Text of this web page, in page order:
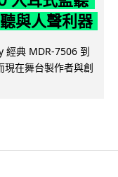
與人聲利器
經典 MDR-7506 到
現在舞台製作者與創